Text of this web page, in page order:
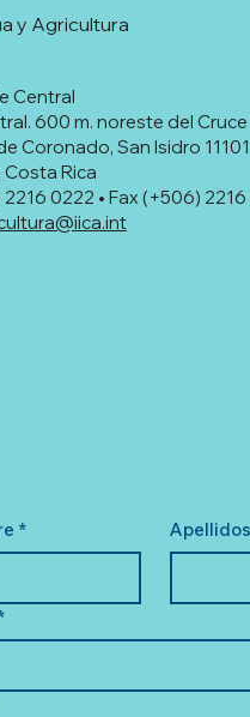
Central
600 m. noreste del
Coronado, San Isidro
Rica
0222 • Fax (+506)
y Agricultura
* Apellidos